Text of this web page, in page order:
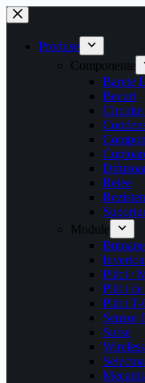
Sari
la
conținutProduse
Componente
Barete
Becuri
Circuite
Relee
Module
Butoane
Plăci /
Plăci de
Plăci T-
Senzor
Surse
Wireless